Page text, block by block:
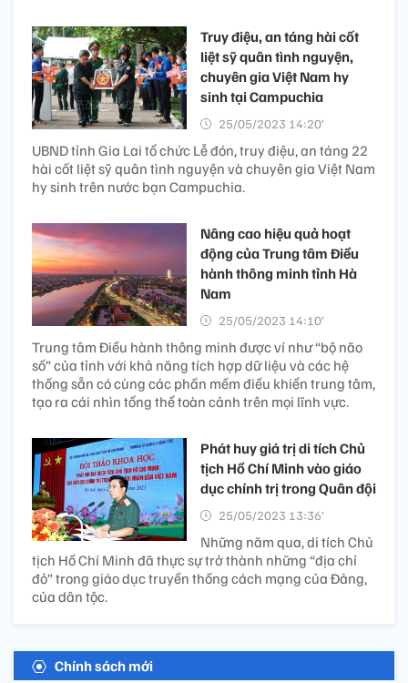
Truy điệu, an táng hài cốt
liệt sỹ quân tình nguyện,
chuyên gia Việt Nam hy
sinh tại Campuchia
25/05/2023 14:20’
UBND tỉnh Gia Lai tổ chức Lễ đón, truy điệu, an táng 22
hài cốt liệt sỹ quân tình nguyện và chuyên gia Việt Nam
hy sinh trên nước bạn Campuchia.
Nâng cao hiệu quả hoạt
động của Trung tâm Điều
hành thông minh tỉnh Hà
Nam
25/05/2023 14:10’
Trung tâm Điều hành thông minh được ví như “bộ não
số” của tỉnh với khả năng tích hợp dữ liệu và các hệ
thống sẵn có cùng các phần mềm điều khiển trung tâm,
tạo ra cái nhìn tổng thể toàn cảnh trên mọi lĩnh vực.
Phát huy giá trị di tích Chủ
tịch Hồ Chí Minh vào giáo
dục chính trị trong Quân đội
25/05/2023 13:36’
Những năm qua, di tích Chủ
tịch Hồ Chí Minh đã thực sự trở thành những “địa chỉ
đỏ” trong giáo dục truyền thống cách mạng của Đảng,
của dân tộc.
Chính sách mới